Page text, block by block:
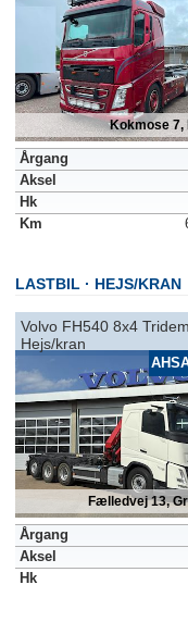
Kokmose 7,
Årgang
Aksel
Hk
Km
LASTBIL HEJS/KRAN
Volvo FH540 8x4
Hejs/kran
Fælledvej 13,
Årgang
Aksel
Hk